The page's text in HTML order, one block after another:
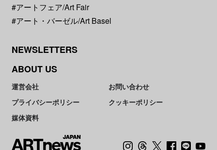
#アートフェア/Art Fair
#アート・バーゼル/Art Basel
NEWSLETTERS
ABOUT US
運営会社
お問い合わせ
プライバシーポリシー
クッキーポリシー
媒体資料